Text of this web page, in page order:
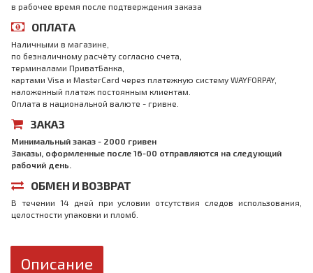
в рабочее время после подтверждения заказа
ОПЛАТА
Наличными в магазине,
по безналичному расчёту согласно счета,
терминалами ПриватБанка,
картами Visa и MasterCard через платежную систему WAYFORPAY,
наложенный платеж постоянным клиентам.
Оплата в национальной валюте - гривне.
ЗАКАЗ
Минимальный заказ - 2000 гривен
Заказы, оформленные после 16-00 отправляются на следующий
рабочий день.
ОБМЕН И ВОЗВРАТ
В течении 14 дней при условии отсутствия следов использования,
целостности упаковки и пломб.
Описание